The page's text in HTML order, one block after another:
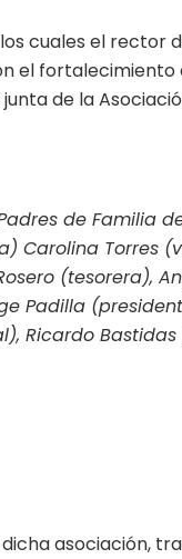
cuales el rector
el
de la
de Familia
Carolina Torres
(tesorera),
Padilla
Ricardo
asociación,